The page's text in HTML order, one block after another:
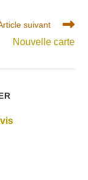
suivant
Nouvelle carte